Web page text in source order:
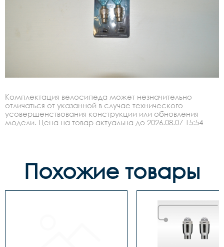
Комплектация велосипеда может незначительно
отличаться от указанной в случае технического
усовершенствования конструкции или обновления
модели. Цена на товар актуальна до 2026.08.07 15:54
Похожие товары